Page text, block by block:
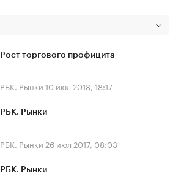
Рост торгового профицита
РБК. Рынки 10 июл 2018, 18:17
РБК. Рынки
РБК. Рынки 26 июл 2017, 08:03
РБК. Рынки